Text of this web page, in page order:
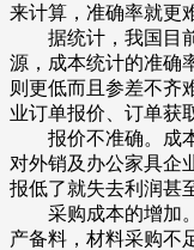
来计算，准确率就更
据统计，我国目前
源，成本统计的准确
则更低而且参差不齐
业订单报价、订单获
报价不准确。成本
对外销及办公家具企
报低了就失去利润甚
采购成本的增加。
产备料，材料采购不